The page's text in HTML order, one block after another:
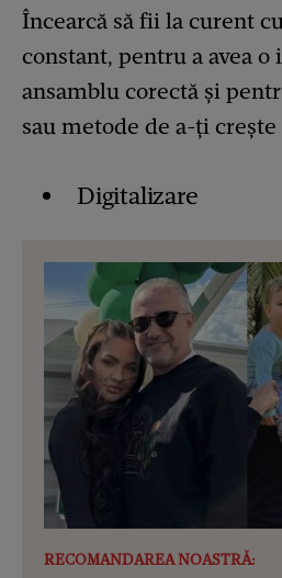
Încearcă să fii la curent
constant, pentru a avea o
ansamblu corectă și
sau metode de a-ți
Digitalizare
RECOMANDAREA NOASTRĂ: